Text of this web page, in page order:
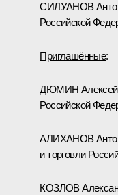
СИЛУАНОВ Антон
Российской
Приглашённые:
ДЮМИН Алексей
Российской
АЛИХАНОВ
и торговли
КОЗЛОВ